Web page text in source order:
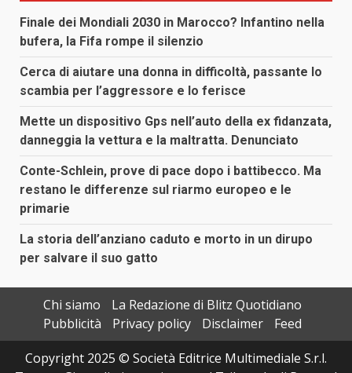
Finale dei Mondiali 2030 in Marocco? Infantino nella
bufera, la Fifa rompe il silenzio
Cerca di aiutare una donna in difficoltà, passante lo
scambia per l’aggressore e lo ferisce
Mette un dispositivo Gps nell’auto della ex fidanzata,
danneggia la vettura e la maltratta. Denunciato
Conte-Schlein, prove di pace dopo i battibecco. Ma
restano le differenze sul riarmo europeo e le
primarie
La storia dell’anziano caduto e morto in un dirupo
per salvare il suo gatto
Chi siamo
La Redazione di Blitz Quotidiano
Pubblicità
Privacy policy Disclaimer
Feed
Copyright 2025 © Società Editrice Multimediale S.r.l.